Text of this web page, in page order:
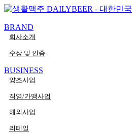
콘텐츠로
PaperLogy
BRAND
회사소개
수상 및 인증
BUSINESS
양조사업
직영/가맹사업
해외사업
리테일